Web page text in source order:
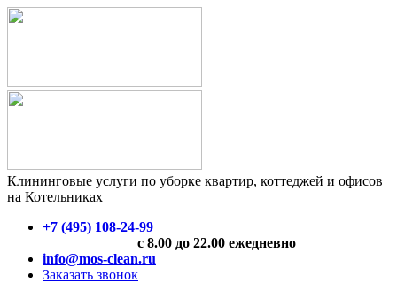
Клининговые услуги по уборке квартир, коттеджей и офисов
на Котельниках
+7 (495) 108-24-99
с 8.00 до 22.00 ежедневно
info@mos-clean.ru
Заказать звонок